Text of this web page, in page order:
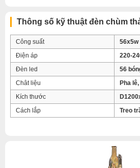
Thông số kỹ thuật đèn chùm
Công suất
56x5w
Điện áp
220-
Đèn led
56
Chât liệu
Pha
Kích thước
Cách lắp
Treo